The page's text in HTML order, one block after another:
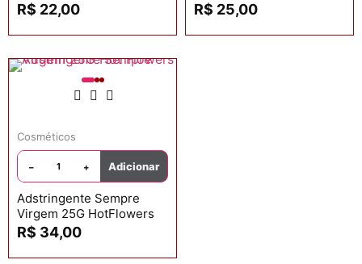
R$ 22,00 R$ 25,00
Cosméticos
Adstringente Sempre
Virgem 25G HotFlowers
R$ 34,00
− + Adicionar